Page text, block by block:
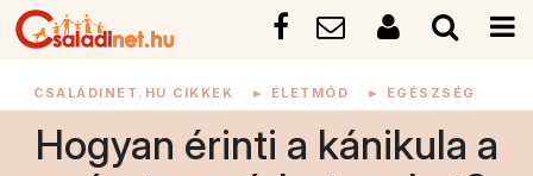
CSALÁDINET.HU CIKKEK ► ÉLETMÓD ► EGÉSZSÉG
Hogyan érinti a kánikula a